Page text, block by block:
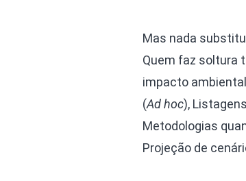
Mas nada
Quem faz soltura
impacto
(Ad hoc),
Metodologias
Projeção de